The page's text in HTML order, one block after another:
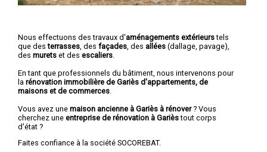
Nous effectuons des travaux d'aménagements extérieurstels
que desterrasses , des façades , des allées (dallage, pavage),
des murets et des escaliers
En tant que professionnels du bâtiment, nous intervenons pour
la rénovation immobilière de Gariès d'appartements, de
maisons et de commerces
Vous avez une maison ancienne à Gariès à rénover? Vous
cherchez une entreprise de rénovation à Garièstout corps
d'état ?
Faites confiance à la société SOCOREBAT.